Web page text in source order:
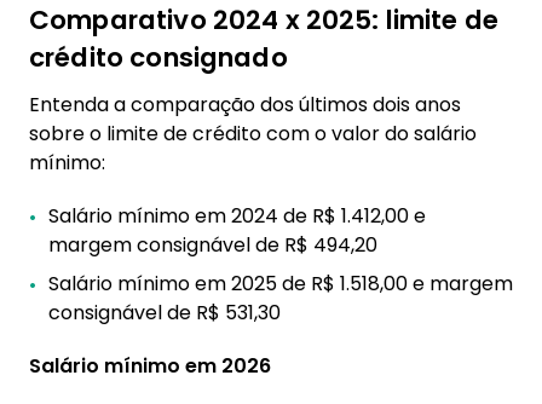
Comparativo 2024 x 2025: limite de
crédito consignado
Entenda a comparação dos últimos dois anos
sobre o limite de crédito com o valor do salário
mínimo:
Salário mínimo em 2024 de R$ 1.412,00 e
margem consignável de R$ 494,20
Salário mínimo em 2025 de R$ 1.518,00 e margem
consignável de R$ 531,30
Salário mínimo em 2026